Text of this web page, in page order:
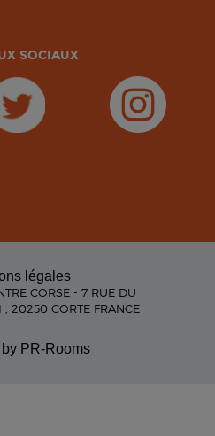
SOCIAUX
légales
CORSE - 7 RUE DU
, 20250 CORTE FRANCE
PR-Rooms